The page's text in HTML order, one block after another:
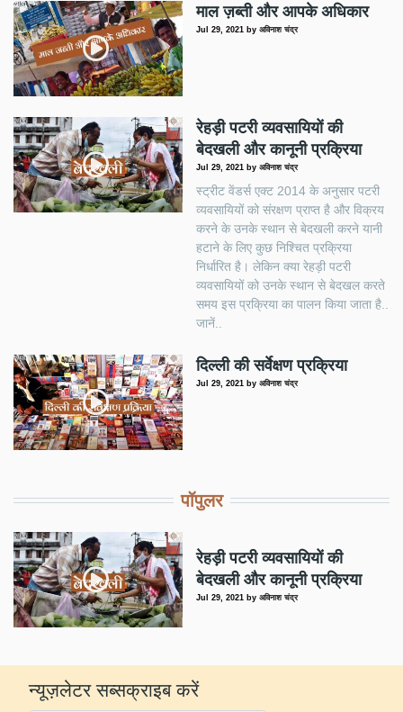
माल ज़ब्ती और आपके अधिकार
Jul 29, 2021 byअविनाश चंद्र
रेहड़ी पटरी व्यवसायियों की
बेदखली और कानूनी प्रक्रिया
Jul 29, 2021 byअविनाश चंद्र
स्ट्रीट वेंडर्स एक्ट 2014 के अनुसार पटरी
व्यवसायियों को संरक्षण प्राप्त है और विक्रय
करने के उनके स्थान से बेदखली करने यानी
हटाने के लिए कुछ निश्चित प्रक्रिया
निर्धारित है। लेकिन क्या रेहड़ी पटरी
व्यवसायियों को उनके स्थान से बेदखल करते
समय इस प्रक्रिया का पालन किया जाता है..
जानें..
दिल्ली की सर्वेक्षण प्रक्रिया
Jul 29, 2021 byअविनाश चंद्र
पॉपुलर
रेहड़ी पटरी व्यवसायियों की
बेदखली और कानूनी प्रक्रिया
Jul 29, 2021 byअविनाश चंद्र
न्यूज़लेटर सब्सक्राइब करें